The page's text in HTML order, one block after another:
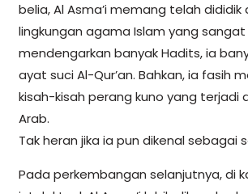
belia, Al Asma’i memang telah dididik
lingkungan agama Islam yang sangat
mendengarkan banyak Hadits, ia
ayat suci Al-Qur’an. Bahkan, ia fasih
kisah-kisah perang kuno yang terjadi
Arab.
Tak heran jika ia pun dikenal sebagai
Pada perkembangan selanjutnya, di